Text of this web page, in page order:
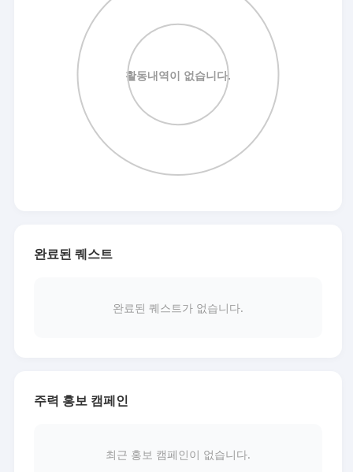
완료된 퀘스트
완료된 퀘스트가 없습니다.
주력 홍보 캠페인
최근 홍보 캠페인이 없습니다.